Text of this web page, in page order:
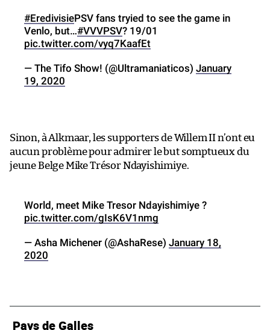
#EredivisiePSV fans tryied to see the game in
Venlo, but…#VVVPSV?️ 19/01
pic.twitter.com/vyq7KaafEt
— The Tifo Show! (@Ultramaniaticos) January
19, 2020
Sinon, à Alkmaar, les supporters de Willem II n’ont eu
aucun problème pour admirer le but somptueux du
jeune Belge Mike Trésor Ndayishimiye.
World, meet Mike Tresor Ndayishimiye ?
pic.twitter.com/gIsK6V1nmg
— Asha Michener (@AshaRese) January 18,
2020
Pays de Galles